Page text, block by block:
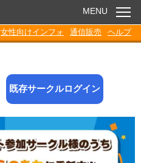
お知らせ
電子書籍
Q&A
各種ダウンロード
MENU
女性向けインフォ 通信販売 ヘルプ
既存サークルログイン